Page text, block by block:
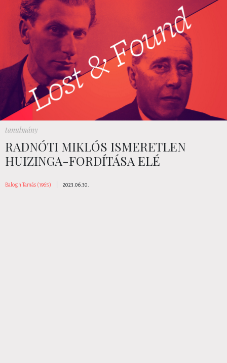
tanulmány
RADNÓTI MIKLÓS ISMERETLEN
HUIZINGA-FORDÍTÁSA ELÉ
Balogh Tamás (1965) 2023.06.30.